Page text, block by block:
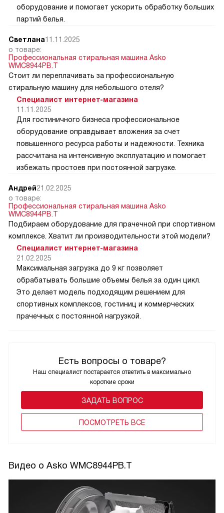
Есть вопросы о товаре?
Наш специалист постарается ответить в максимально
короткие сроки
ЗАДАТЬ ВОПРОС
ПОCМОТРЕТЬ ВСЕ
оборудование и помогает ускорить обработку больших
партий белья.
Светлана11.11.2025
о товаре:
Профессиональная стиральная машина Asko
WMC8944PB.T
Стоит ли переплачивать за профессиональную
стиральную машину для небольшого отеля?
Специалист интернет-магазина
11.11.2025
Для гостиничного бизнеса профессиональное
оборудование оправдывает вложения за счет
повышенного ресурса работы и надежности. Техника
рассчитана на интенсивную эксплуатацию и помогает
избежать простоев при постоянной загрузке.
Андрей21.02.2025
о товаре:
Профессиональная стиральная машина Asko
WMC8944PB.T
Подбираем оборудование для прачечной при спортивном
комплексе. Хватит ли производительности этой модели?
Специалист интернет-магазина
21.02.2025
Максимальная загрузка до 9 кг позволяет
обрабатывать большие объемы белья за один цикл.
Это делает модель подходящим решением для
спортивных комплексов, гостиниц и коммерческих
прачечных с постоянной нагрузкой.
Видео о Asko WMC8944PB.T